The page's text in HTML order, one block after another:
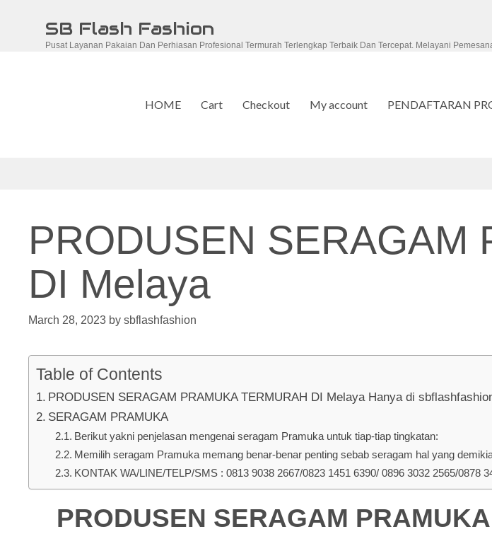
SB Flash Fashion
Pusat Layanan Pakaian Dan Perhiasan Profesional Termurah Terlengkap Terbaik Dan Tercepat. Melayani
HOME Cart Checkout My account PENDAFTARAN
PRODUSEN SERAGAM
DI Melaya
March 28, 2023 by sbflashfashion
Table of Contents
PRODUSEN SERAGAM PRAMUKA TERMURAH DI Melaya Hanya di
SERAGAM PRAMUKA
Berikut yakni penjelasan mengenai seragam Pramuka untuk tiap-tiap tingkatan:
Memilih seragam Pramuka memang benar-benar penting sebab seragam hal yang
KONTAK WA/LINE/TELP/SMS : 0813 9038 2667/0823 1451 6390/ 0896 3032 2565/0878
PRODUSEN SERAGAM